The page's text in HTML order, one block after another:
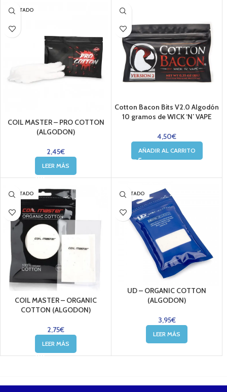
AGOTADO
COIL MASTER – PRO COTTON
(ALGODON)
2,45€
LEER MÁS
Cotton Bacon Bits V2.0 Algodón
10 gramos de WICK ‘N’ VAPE
4,50€
AÑADIR AL CARRITO
AGOTADO
COIL MASTER – ORGANIC
COTTON (ALGODON)
2,75€
LEER MÁS
AGOTADO
UD – ORGANIC COTTON
(ALGODON)
3,95€
LEER MÁS